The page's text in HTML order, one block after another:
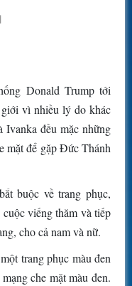
Donald Trump tới
vì nhiều lý do khác
Ivanka đều mặc những
mặt để gặp Đức Thánh
buộc về trang phục,
viếng thăm và tiếp
cho cả nam và nữ.
trang phục màu đen
che mặt màu đen.